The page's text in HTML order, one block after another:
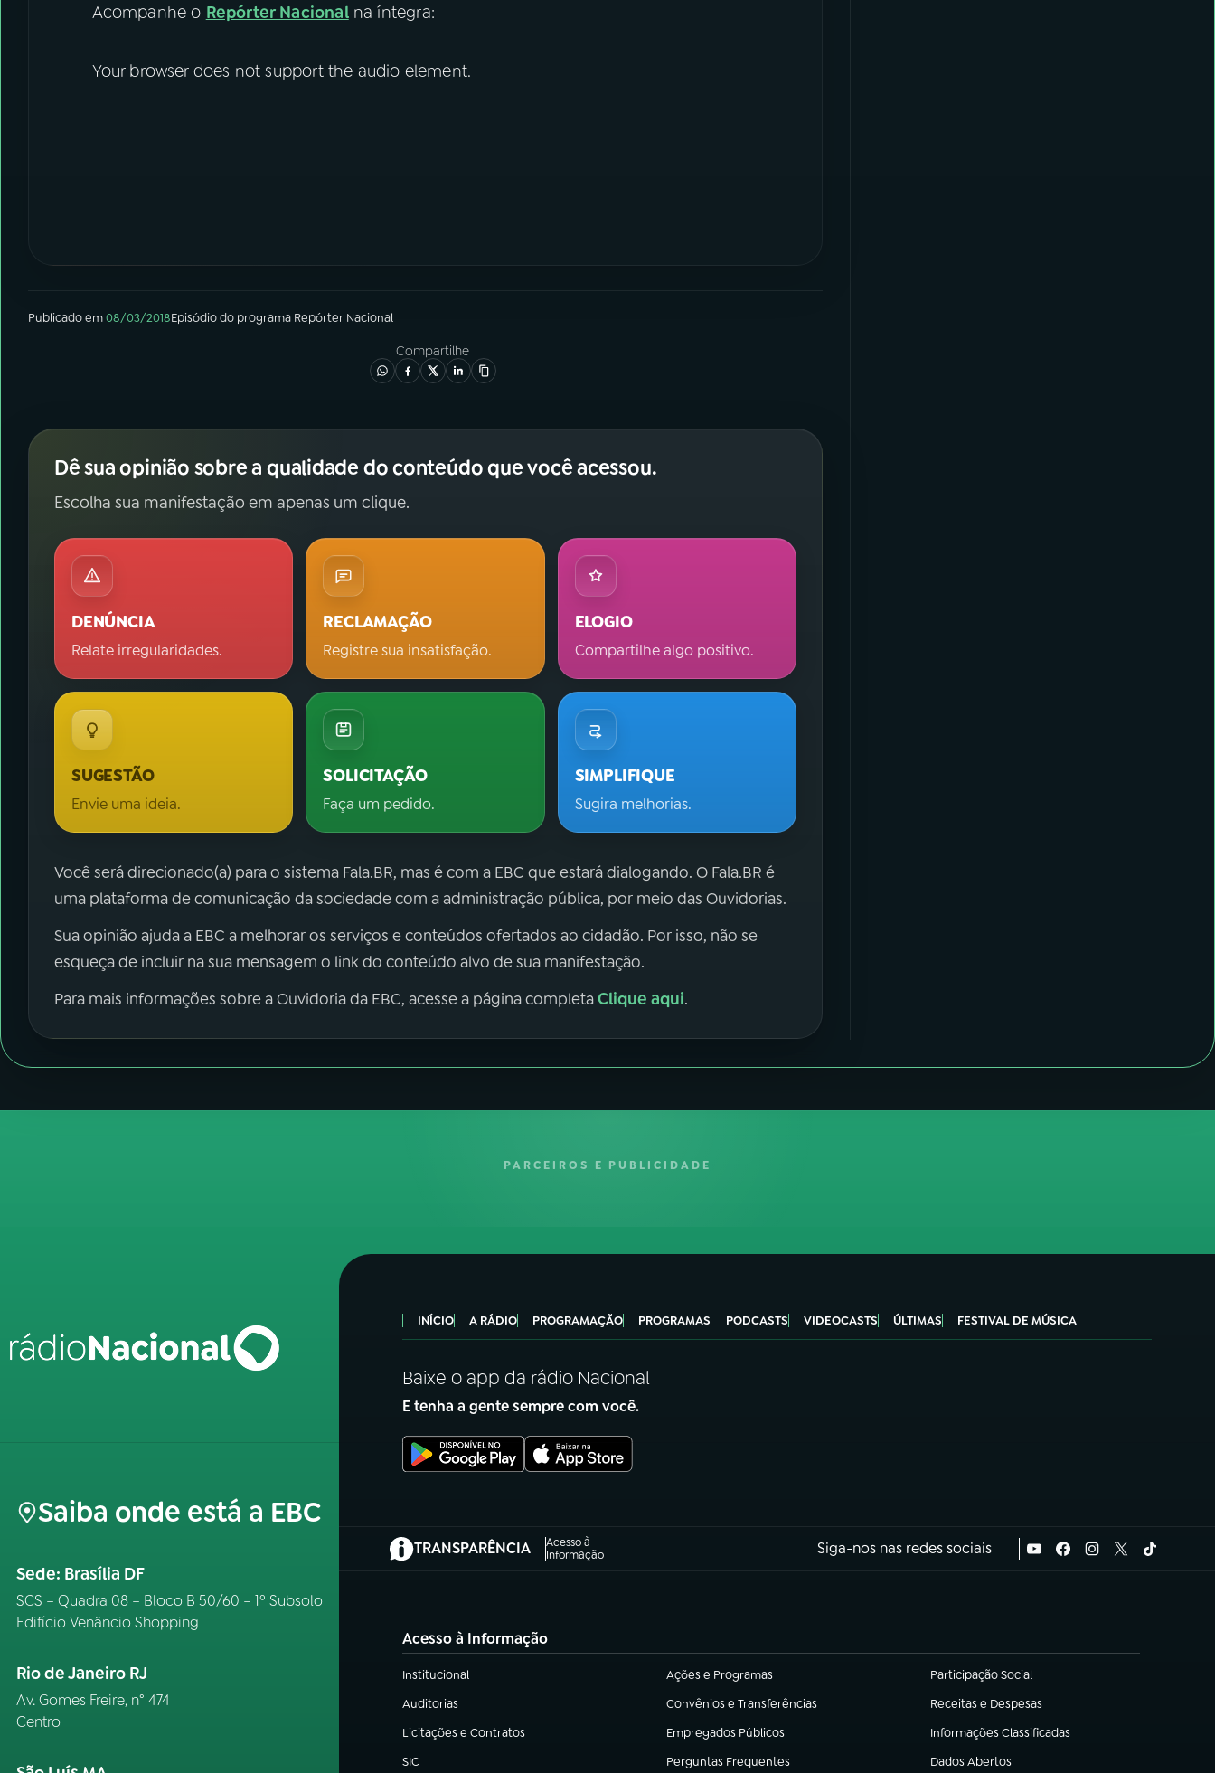
Acompanhe o Repórter Nacionalna íntegra:
Your browser does not support the audio element.
Publicado em08/03/2018Episódiodo programa Repórter Nacional
Compartilhe
Dê sua opinião sobre a qualidade do conteúdo que você acessou.
Escolha sua manifestação em apenas um clique.
DENÚNCIA
Relate irregularidades.
RECLAMAÇÃO
Registre sua insatisfação.
ELOGIO
Compartilhe algo positivo.
SUGESTÃO
Envie uma ideia.
SOLICITAÇÃO
Faça um pedido.
SIMPLIFIQUE
Sugira melhorias.
Você será direcionado(a) para o sistema Fala.BR, mas é com a EBC que estará dialogando. O Fala.BR é
uma plataforma de comunicação da sociedade com a administração pública, por meio das Ouvidorias.
Sua opinião ajuda a EBC a melhorar os serviços e conteúdos ofertados ao cidadão. Por isso, não se
esqueça de incluir na sua mensagem o link do conteúdo alvo de sua manifestação.
Para mais informações sobre a Ouvidoria da EBC, acesse a página completaClique aqui.
PARCEIROS E PUBLICIDADE
Saiba onde está a EBC
Sede: Brasília DF
SCS – Quadra 08 – Bloco B 50/60 – 1º Subsolo
Edifício Venâncio Shopping
Rio de Janeiro RJ
Av. Gomes Freire, n° 474
Centro
INÍCIO A RÁDIO PROGRAMAÇÃO PROGRAMAS PODCASTS VIDEOCASTS ÚLTIMAS FESTIVAL DE MÚSICA
Baixe o app da rádio Nacional
E tenha a gente sempre com você.
TRANSPARÊNCIA
Acesso à
Informação
(abre em nova aba) Siga-nos nas redes sociais
Acesso à Informação
Institucional
(abre em nova aba) Ações e Programas
(abre em nova aba) Participação Social
(abre em nova aba)
Auditorias
(abre em nova aba) Convênios e Transferências
(abre em nova aba) Receitas e Despesas
(abre em nova aba)
Licitações e Contratos
(abre em nova aba) Empregados Públicos
(abre em nova aba) Informações Classificadas
(abre em nova aba)
SIC
(abre em nova aba) Perguntas Frequentes
(abre em nova aba) Dados Abertos
(abre em nova aba)